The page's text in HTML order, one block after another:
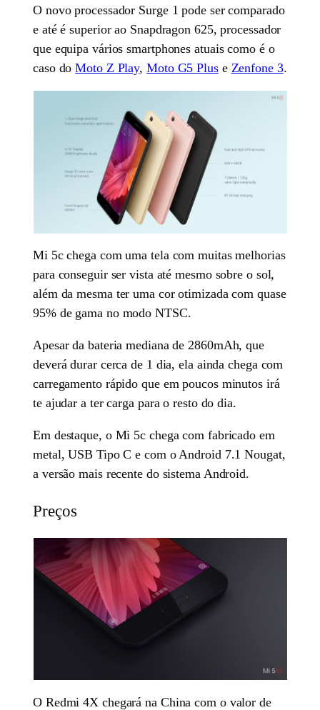
O novo processador Surge 1 pode ser comparado
e até é superior ao Snapdragon 625, processador
que equipa vários smartphones atuais como é o
caso doMoto Z Play, Moto G5 Pluse Zenfone 3.
Mi 5c chega com uma tela com muitas melhorias
para conseguir ser vista até mesmo sobre o sol,
além da mesma ter uma cor otimizada com quase
95% de gama no modo NTSC.
Apesar da bateria mediana de 2860mAh, que
deverá durar cerca de 1 dia, ela ainda chega com
carregamento rápido que em poucos minutos irá
te ajudar a ter carga para o resto do dia.
Em destaque, o Mi 5c chega com fabricado em
metal, USB Tipo C e com o Android 7.1 Nougat,
a versão mais recente do sistema Android.
Preços
O Redmi 4X chegará na China com o valor de